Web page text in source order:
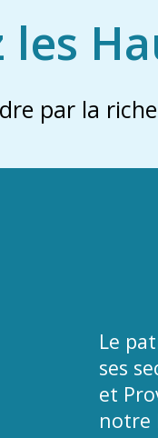
les
par la
Le
ses
et
notre